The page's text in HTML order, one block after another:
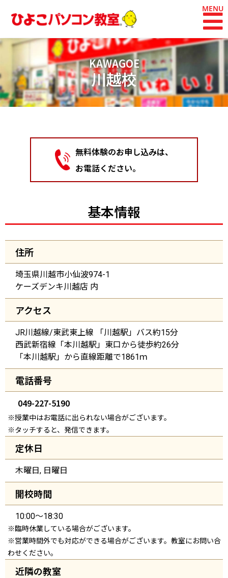
ス
プ
KAWAGOE
川越校
無料体験のお申し込みは、
お電話ください。
基本情報
住所
埼玉県川越市小仙波974-1
ケーズデンキ川越店 内
アクセス
JR川越線/東武東上線 「川越駅」バス約15分
西武新宿線「本川越駅」東口から徒歩約26分
「本川越駅」から直線距離で1861ｍ
電話番号
049-227-5190
※授業中はお電話に出られない場合がございます。
※タッチすると、発信できます。
定休日
木曜日, 日曜日
開校時間
10:00～18:30
※臨時休業している場合がございます。
※営業時間外でも対応ができる場合がございます。教室にお問い合
わせください。
近隣の教室